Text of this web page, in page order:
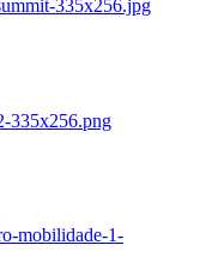
335x256.jpg
335x256.png
mobilidade-1-